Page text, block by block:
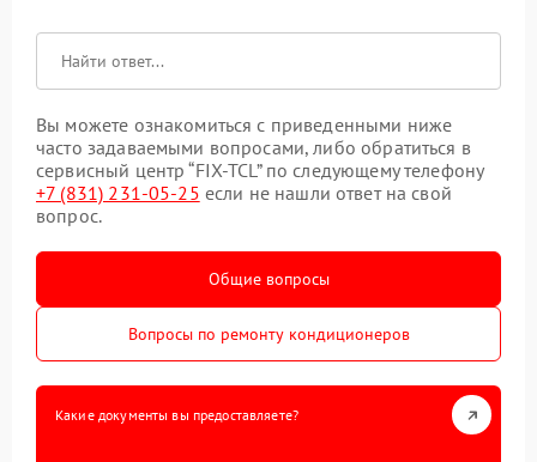
Вы можете ознакомиться с приведенными ниже
часто задаваемыми вопросами, либо обратиться в
сервисный центр “FIX-TCL” по следующему телефону
+7 (831) 231-05-25 если не нашли ответ на свой
вопрос.
Общие вопросы
Вопросы по ремонту кондиционеров
Какие документы вы предоставляете?